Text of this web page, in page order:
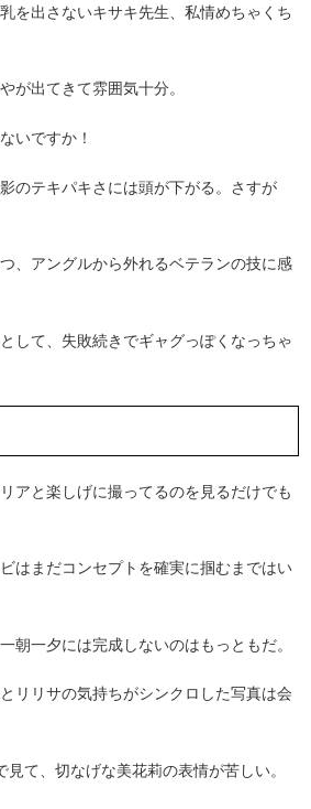
を出さないキサキ先生、私情めちゃくち
が出てきて雰囲気十分。
いですか！
のテキパキさには頭が下がる。さすが
、アングルから外れるベテランの技に感
して、失敗続きでギャグっぽくなっちゃ
アと楽しげに撮ってるのを見るだけでも
はまだコンセプトを確実に掴むまではい
朝一夕には完成しないのはもっともだ。
リリサの気持ちがシンクロした写真は会
見て、切なげな美花莉の表情が苦しい。